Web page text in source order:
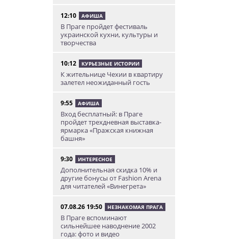
12:10 АФИША
В Праге пройдет фестиваль
украинской кухни, культуры и
творчества
10:12 КУРЬЕЗНЫЕ ИСТОРИИ
К жительнице Чехии в квартиру
залетел неожиданный гость
9:55 АФИША
Вход бесплатный: в Праге
пройдет трехдневная выставка-
ярмарка «Пражская книжная
башня»
9:30 ИНТЕРЕСНОЕ
Дополнительная скидка 10% и
другие бонусы от Fashion Arena
для читателей «Винегрета»
07.08.26 19:50 НЕЗНАКОМАЯ ПРАГА
В Праге вспоминают
сильнейшее наводнение 2002
года: фото и видео